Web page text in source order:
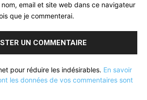
nom, email et site web dans ce navigateur
que je commenterai.
pour réduire les indésirables. En savoir
les données de vos commentaires sont